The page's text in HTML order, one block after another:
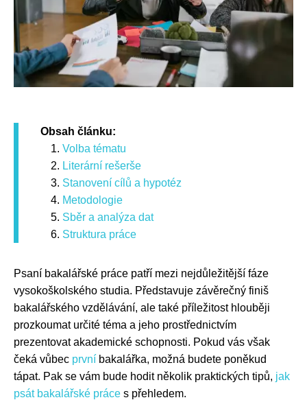
Obsah článku:
Volba tématu
Literární rešerše
Stanovení cílů a hypotéz
Metodologie
Sběr a analýza dat
Struktura práce
Psaní bakalářské práce patří mezi nejdůležitější fáze
vysokoškolského studia. Představuje závěrečný finiš
bakalářského vzdělávání, ale také příležitost hlouběji
prozkoumat určité téma a jeho prostřednictvím
prezentovat akademické schopnosti. Pokud vás však
čeká vůbec první bakalářka, možná budete poněkud
tápat. Pak se vám bude hodit několik praktických tipů, jak
psát bakalářské práce s přehledem.